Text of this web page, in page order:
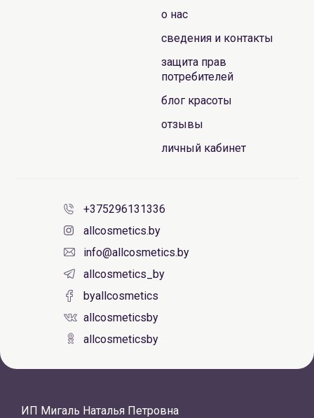
о нас
сведения и контакты
защита прав
потребителей
блог красоты
отзывы
личный кабинет
+375296131336
allcosmetics.by
info@allcosmetics.by
allcosmetics_by
byallcosmetics
allcosmeticsby
allcosmeticsby
ИП Мигаль Наталья Петровна